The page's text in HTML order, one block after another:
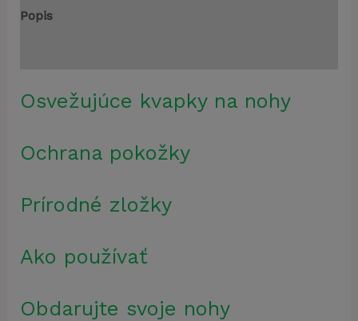
Popis
Osvežujúce kvapky na nohy
Ochrana pokožky
Prírodné zložky
Ako používať
Obdarujte svoje nohy